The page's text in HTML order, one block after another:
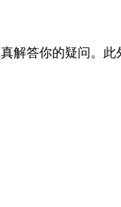
解答你的疑问。